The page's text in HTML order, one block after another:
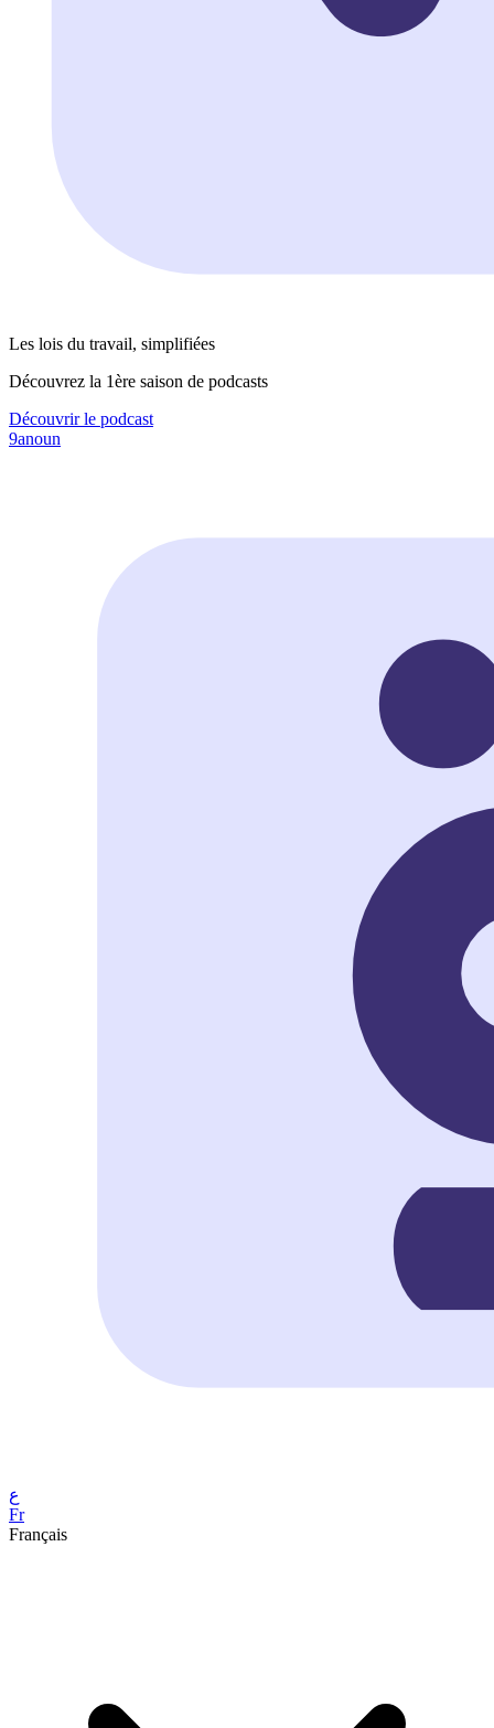
Les lois du travail, simplifiées
Découvrez la 1ère saison de podcasts
Découvrir le podcast
9anoun
ع
Fr
Français